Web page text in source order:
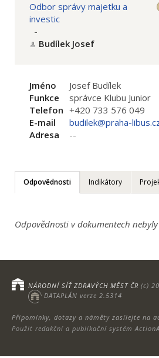
Odbor správy majetku a
investic
-
Budílek Josef
Jméno
Josef Budílek
Funkce
správce Klubu Junior
Telefon +420 733 576 049
E-mail
budilek@praha-
Adresa
--
Odpovědnosti Indikátory
Odpovědnosti v dokumentech nebyly
Připomínky, dotazy a náměty zasílejte na
Použit redakční a publikační systém
NÁRODNÍ SÍŤ ZDRAVÝCH MĚST ČR (c)
DATAPLÁN verze 2.5314